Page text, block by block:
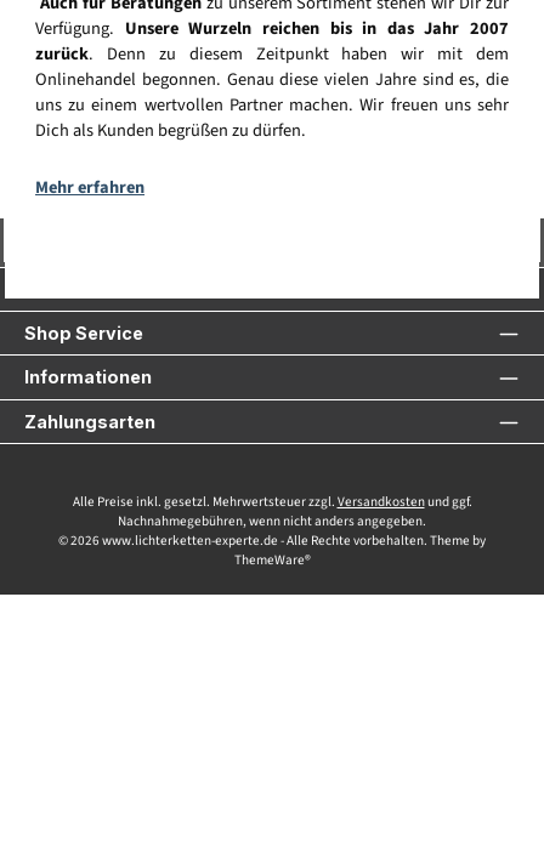
Verfügung. Unsere Wurzeln reichen bis in das Jahr 2007
zurück. Denn zu diesem Zeitpunkt haben wir mit dem
Onlinehandel begonnen. Genau diese vielen Jahre sind es, die
uns zu einem wertvollen Partner machen. Wir freuen uns sehr
Dich als Kunden begrüßen zu dürfen.
Mehr erfahren
Shop Service
Informationen
Zahlungsarten
Alle Preise inkl. gesetzl. Mehrwertsteuer zzgl. Versandkostenund ggf.
Nachnahmegebühren, wenn nicht anders angegeben.
© 2026 www.lichterketten-experte.de - Alle Rechte vorbehalten. Theme by
ThemeWare®